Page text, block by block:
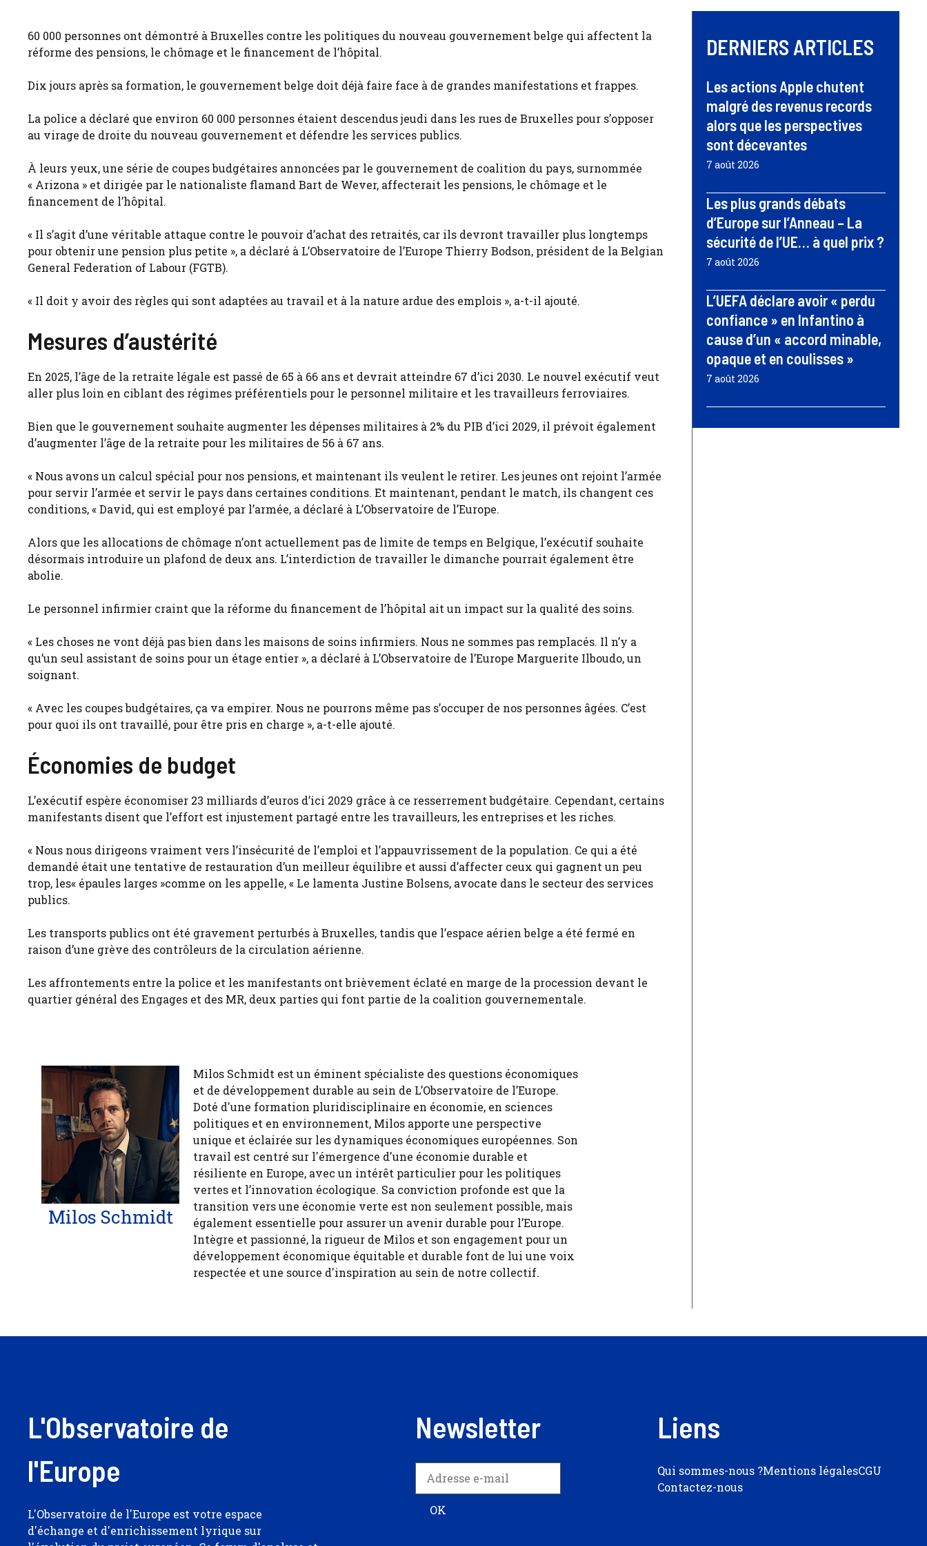
60 000 personnes ont démontré à Bruxelles contre les politiques du nouveau gouvernement belge qui affectent la
réforme des pensions, le chômage et le financement de l’hôpital.
Dix jours après sa formation, le gouvernement belge doit déjà faire face à de grandes manifestations et frappes.
La police a déclaré que environ 60 000 personnes étaient descendus jeudi dans les rues de Bruxelles pour s’opposer
au virage de droite du nouveau gouvernement et défendre les services publics.
À leurs yeux, une série de coupes budgétaires annoncées par le gouvernement de coalition du pays, surnommée
« Arizona » et dirigée par le nationaliste flamand Bart de Wever, affecterait les pensions, le chômage et le
financement de l’hôpital.
« Il s’agit d’une véritable attaque contre le pouvoir d’achat des retraités, car ils devront travailler plus longtemps
pour obtenir une pension plus petite », a déclaré à L’Observatoire de l’Europe Thierry Bodson, président de la Belgian
General Federation of Labour (FGTB).
« Il doit y avoir des règles qui sont adaptées au travail et à la nature ardue des emplois », a-t-il ajouté.
Mesures d’austérité
En 2025, l’âge de la retraite légale est passé de 65 à 66 ans et devrait atteindre 67 d’ici 2030. Le nouvel exécutif veut
aller plus loin en ciblant des régimes préférentiels pour le personnel militaire et les travailleurs ferroviaires.
Bien que le gouvernement souhaite augmenter les dépenses militaires à 2% du PIB d’ici 2029, il prévoit également
d’augmenter l’âge de la retraite pour les militaires de 56 à 67 ans.
« Nous avons un calcul spécial pour nos pensions, et maintenant ils veulent le retirer. Les jeunes ont rejoint l’armée
pour servir l’armée et servir le pays dans certaines conditions. Et maintenant, pendant le match, ils changent ces
conditions, « David, qui est employé par l’armée, a déclaré à L’Observatoire de l’Europe.
Alors que les allocations de chômage n’ont actuellement pas de limite de temps en Belgique, l’exécutif souhaite
désormais introduire un plafond de deux ans. L’interdiction de travailler le dimanche pourrait également être
abolie.
Le personnel infirmier craint que la réforme du financement de l’hôpital ait un impact sur la qualité des soins.
« Les choses ne vont déjà pas bien dans les maisons de soins infirmiers. Nous ne sommes pas remplacés. Il n’y a
qu’un seul assistant de soins pour un étage entier », a déclaré à L’Observatoire de l’Europe Marguerite Ilboudo, un
soignant.
« Avec les coupes budgétaires, ça va empirer. Nous ne pourrons même pas s’occuper de nos personnes âgées. C’est
pour quoi ils ont travaillé, pour être pris en charge », a-t-elle ajouté.
Économies de budget
L’exécutif espère économiser 23 milliards d’euros d’ici 2029 grâce à ce resserrement budgétaire. Cependant, certains
manifestants disent que l’effort est injustement partagé entre les travailleurs, les entreprises et les riches.
« Nous nous dirigeons vraiment vers l’insécurité de l’emploi et l’appauvrissement de la population. Ce qui a été
demandé était une tentative de restauration d’un meilleur équilibre et aussi d’affecter ceux qui gagnent un peu
trop, les« épaules larges »comme on les appelle, « Le lamenta Justine Bolsens, avocate dans le secteur des services
publics.
Les transports publics ont été gravement perturbés à Bruxelles, tandis que l’espace aérien belge a été fermé en
raison d’une grève des contrôleurs de la circulation aérienne.
Les affrontements entre la police et les manifestants ont brièvement éclaté en marge de la procession devant le
quartier général des Engages et des MR, deux parties qui font partie de la coalition gouvernementale.
Milos Schmidt
Milos Schmidt est un éminent spécialiste des questions économiques
et de développement durable au sein de L’Observatoire de l’Europe.
Doté d'une formation pluridisciplinaire en économie, en sciences
politiques et en environnement, Milos apporte une perspective
unique et éclairée sur les dynamiques économiques européennes. Son
travail est centré sur l'émergence d'une économie durable et
résiliente en Europe, avec un intérêt particulier pour les politiques
vertes et l’innovation écologique. Sa conviction profonde est que la
transition vers une économie verte est non seulement possible, mais
également essentielle pour assurer un avenir durable pour l’Europe.
Intègre et passionné, la rigueur de Milos et son engagement pour un
développement économique équitable et durable font de lui une voix
respectée et une source d'inspiration au sein de notre collectif.
DERNIERS ARTICLES
Les actions Apple chutent
malgré des revenus records
alors que les perspectives
sont décevantes
7 août 2026
Les plus grands débats
d’Europe sur l’Anneau – La
sécurité de l’UE… à quel prix ?
7 août 2026
L’UEFA déclare avoir « perdu
confiance » en Infantino à
cause d’un « accord minable,
opaque et en coulisses »
7 août 2026
L'Observatoire de
l'Europe
L'Observatoire de l'Europe est votre espace
d'échange et d'enrichissement lyrique sur
Newsletter Liens
Qui sommes-nous ?Mentions légalesCGU
Contactez-nous